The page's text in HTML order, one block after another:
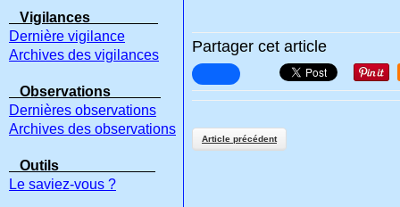
Partager cet article
Article précédent
Vigilances
Dernière vigilance
Archives des vigilances
Observations
Dernières observations
Archives des observations
Outils
Le saviez-vous ?